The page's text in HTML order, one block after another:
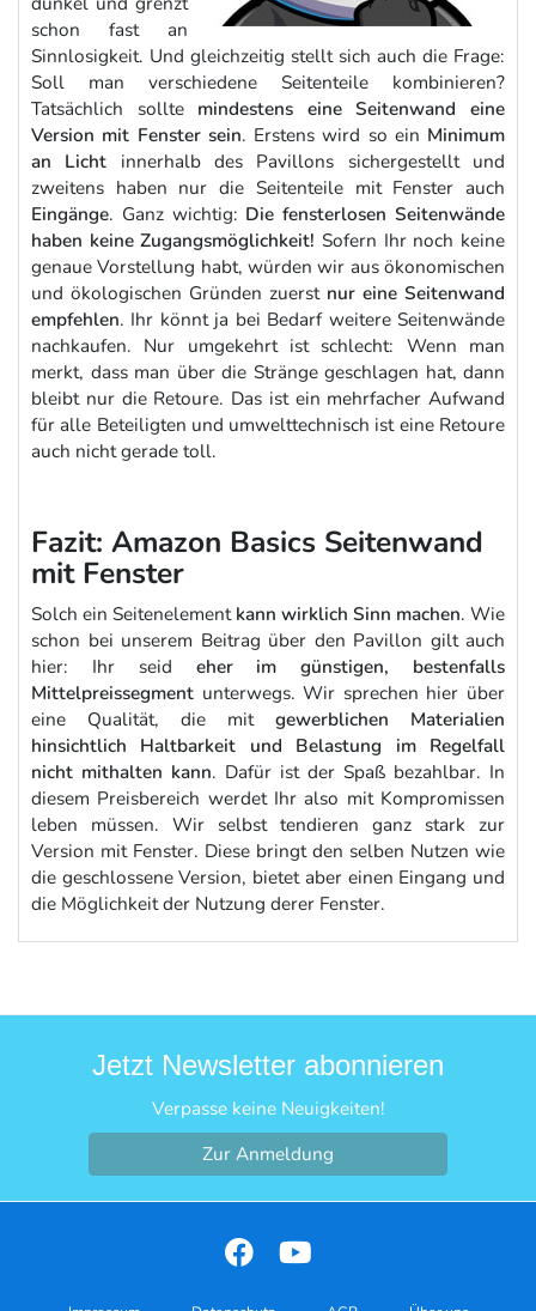
schon fast an
Sinnlosigkeit. Und gleichzeitig stellt sich auch die Frage:
Soll man verschiedene Seitenteile kombinieren?
Tatsächlich sollte mindestens eine Seitenwand eine
Version mit Fenster sein. Erstens wird so ein Minimum
an Licht innerhalb des Pavillons sichergestellt und
zweitens haben nur die Seitenteile mit Fenster auch
Eingänge. Ganz wichtig: Die fensterlosen Seitenwände
haben keine Zugangsmöglichkeit! Sofern Ihr noch keine
genaue Vorstellung habt, würden wir aus ökonomischen
und ökologischen Gründen zuerst nur eine Seitenwand
empfehlen. Ihr könnt ja bei Bedarf weitere Seitenwände
nachkaufen. Nur umgekehrt ist schlecht: Wenn man
merkt, dass man über die Stränge geschlagen hat, dann
bleibt nur die Retoure. Das ist ein mehrfacher Aufwand
für alle Beteiligten und umwelttechnisch ist eine Retoure
auch nicht gerade toll.
Fazit: Amazon Basics Seitenwand
mit Fenster
Solch ein Seitenelementkann wirklich Sinn machen. Wie
schon bei unserem Beitrag über den Pavillon gilt auch
hier: Ihr seid eher im günstigen, bestenfalls
Mittelpreissegment unterwegs. Wir sprechen hier über
eine Qualität, die mit gewerblichen Materialien
hinsichtlich Haltbarkeit und Belastung im Regelfall
nicht mithalten kann. Dafür ist der Spaß bezahlbar. In
diesem Preisbereich werdet Ihr also mit Kompromissen
leben müssen. Wir selbst tendieren ganz stark zur
Version mit Fenster. Diese bringt den selben Nutzen wie
die geschlossene Version, bietet aber einen Eingang und
die Möglichkeit der Nutzung derer Fenster.
Jetzt Newsletter abonnieren
Verpasse keine Neuigkeiten!
Zur Anmeldung